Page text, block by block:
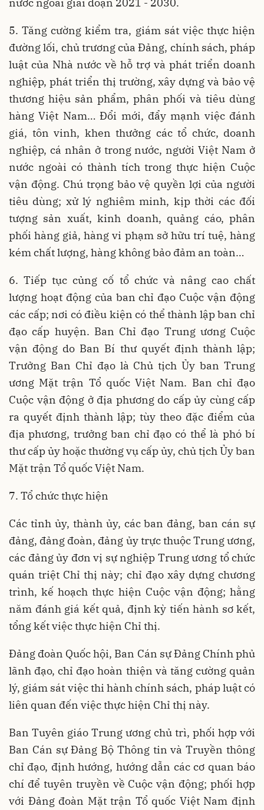
5. Tăng cường kiểm tra, giám sát việc thực hiện
đường lối, chủ trương của Đảng, chính sách, pháp
luật của Nhà nước về hỗ trợ và phát triển doanh
nghiệp, phát triển thị trường, xây dựng và bảo vệ
thương hiệu sản phẩm, phân phối và tiêu dùng
hàng Việt Nam… Đổi mới, đẩy mạnh việc đánh
giá, tôn vinh, khen thưởng các tổ chức, doanh
nghiệp, cá nhân ở trong nước, người Việt Nam ở
nước ngoài có thành tích trong thực hiện Cuộc
vận động. Chú trọng bảo vệ quyền lợi của người
tiêu dùng; xử lý nghiêm minh, kịp thời các đối
tượng sản xuất, kinh doanh, quảng cáo, phân
phối hàng giả, hàng vi phạm sở hữu trí tuệ, hàng
kém chất lượng, hàng không bảo đảm an toàn…
6. Tiếp tục củng cố tổ chức và nâng cao chất
lượng hoạt động của ban chỉ đạo Cuộc vận động
các cấp; nơi có điều kiện có thể thành lập ban chỉ
đạo cấp huyện. Ban Chỉ đạo Trung ương Cuộc
vận động do Ban Bí thư quyết định thành lập;
Trưởng Ban Chỉ đạo là Chủ tịch Ủy ban Trung
ương Mặt trận Tổ quốc Việt Nam. Ban chỉ đạo
Cuộc vận động ở địa phương do cấp ủy cùng cấp
ra quyết định thành lập; tùy theo đặc điểm của
địa phương, trưởng ban chỉ đạo có thể là phó bí
thư cấp ủy hoặc thường vụ cấp ủy, chủ tịch Ủy ban
Mặt trận Tổ quốc Việt Nam.
7. Tổ chức thực hiện
Các tỉnh ủy, thành ủy, các ban đảng, ban cán sự
đảng, đảng đoàn, đảng ủy trực thuộc Trung ương,
các đảng ủy đơn vị sự nghiệp Trung ương tổ chức
quán triệt Chỉ thị này; chỉ đạo xây dựng chương
trình, kế hoạch thực hiện Cuộc vận động; hằng
năm đánh giá kết quả, định kỳ tiến hành sơ kết,
tổng kết việc thực hiện Chỉ thị.
Đảng đoàn Quốc hội, Ban Cán sự Đảng Chính phủ
lãnh đạo, chỉ đạo hoàn thiện và tăng cường quản
lý, giám sát việc thi hành chính sách, pháp luật có
liên quan đến việc thực hiện Chỉ thị này.
Ban Tuyên giáo Trung ương chủ trì, phối hợp với
Ban Cán sự Đảng Bộ Thông tin và Truyền thông
chỉ đạo, định hướng, hướng dẫn các cơ quan báo
chí để tuyên truyền về Cuộc vận động; phối hợp
với Đảng đoàn Mặt trận Tổ quốc Việt Nam định